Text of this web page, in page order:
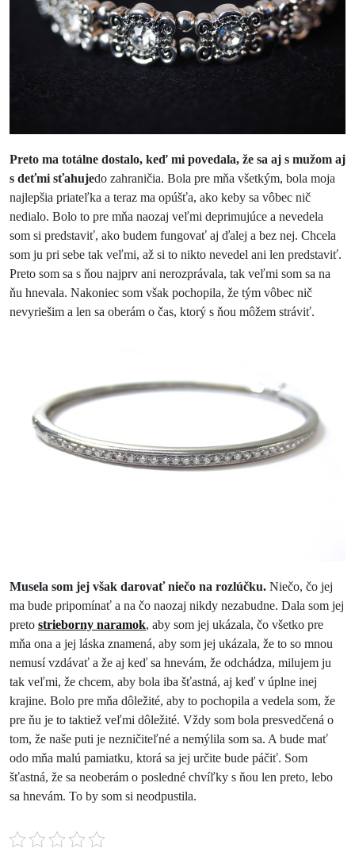
Preto ma totálne dostalo, keď mi povedala, že sa aj s mužom aj
s deťmi sťahujedo zahraničia. Bola pre mňa všetkým, bola moja
najlepšia priateľka a teraz ma opúšťa, ako keby sa vôbec nič
nedialo. Bolo to pre mňa naozaj veľmi deprimujúce a nevedela
som si predstaviť, ako budem fungovať aj ďalej a bez nej. Chcela
som ju pri sebe tak veľmi, až si to nikto nevedel ani len predstaviť.
Preto som sa s ňou najprv ani nerozprávala, tak veľmi som sa na
ňu hnevala. Nakoniec som však pochopila, že tým vôbec nič
nevyriešim a len sa oberám o čas, ktorý s ňou môžem stráviť.
Musela som jej však darovať niečo na rozlúčku. Niečo, čo jej
ma bude pripomínať a na čo naozaj nikdy nezabudne. Dala som jej
preto strieborny naramok, aby som jej ukázala, čo všetko pre
mňa ona a jej láska znamená, aby som jej ukázala, že to so mnou
nemusí vzdávať a že aj keď sa hnevám, že odchádza, milujem ju
tak veľmi, že chcem, aby bola iba šťastná, aj keď v úplne inej
krajine. Bolo pre mňa dôležité, aby to pochopila a vedela som, že
pre ňu je to taktiež veľmi dôležité. Vždy som bola presvedčená o
tom, že naše puti je nezničiteľné a nemýlila som sa. A bude mať
odo mňa malú pamiatku, ktorá sa jej určite bude páčiť. Som
šťastná, že sa neoberám o posledné chvíľky s ňou len preto, lebo
sa hnevám. To by som si neodpustila.